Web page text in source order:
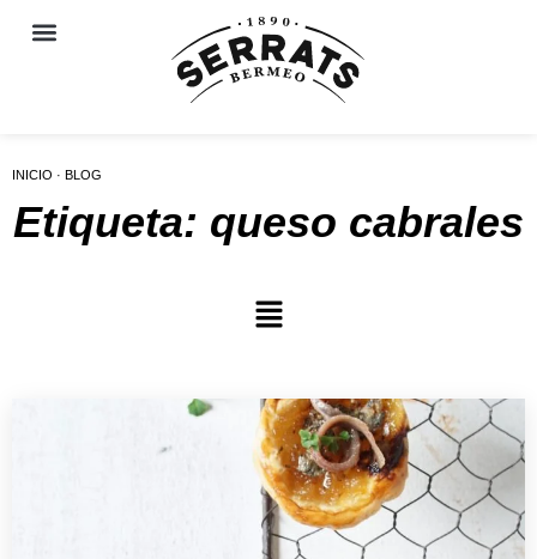
INICIO · BLOG
Etiqueta: queso cabrales